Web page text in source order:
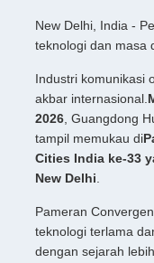
New Delhi, India -
teknologi dan masa
Industri komunikasi
akbar internasional.
2026, Guangdong
tampil memukau di
Cities India ke-33
New Delhi.
Pameran
teknologi terlama
dengan sejarah